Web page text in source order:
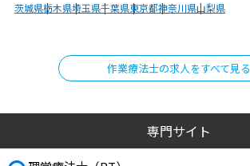
茨城県栃木県埼玉県千葉県東京都神奈川県山梨県
作業療法士の求人をすべて見る
専門サイト